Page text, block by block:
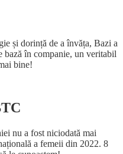
și dorință de a învăța, Bazi a
în companie, un veritabil
bine!
nu a fost niciodată mai
a femeii din 2022. 8